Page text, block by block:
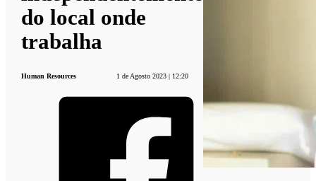
do local onde
trabalha
Human Resources 1 de Agosto 2023 | 12:20